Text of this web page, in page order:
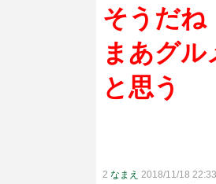
そうだね
まあグ
と思う
2 なまえ 2018/11/18